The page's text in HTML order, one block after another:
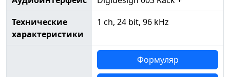
Технические
характеристики
1 ch, 24 bit, 96 kHz
Формуляр